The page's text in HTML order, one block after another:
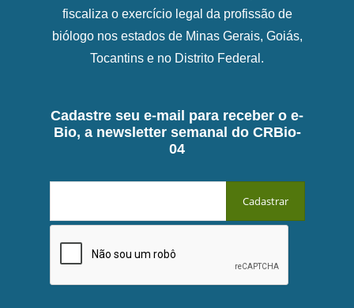
fiscaliza o exercício legal da profissão de
biólogo nos estados de Minas Gerais, Goiás,
Tocantins e no Distrito Federal.
Cadastre seu e-mail para receber o e-
Bio, a newsletter semanal do CRBio-
04